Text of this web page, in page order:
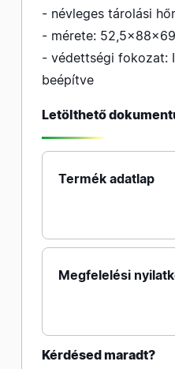
- névleges tárolási
- mérete:
- védettségi fokozat:
beépítve
Letölthető
Termék adatlap
Megfelelési
Kérdésed maradt?